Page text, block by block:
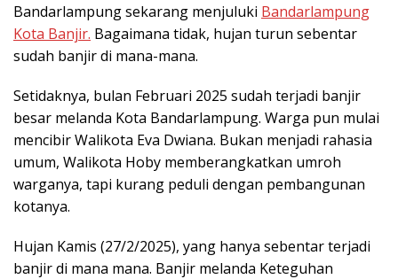
Bandarlampung sekarang menjuluki Bandarlampung
Kota Banjir. Bagaimana tidak, hujan turun sebentar
sudah banjir di mana-mana.
Setidaknya, bulan Februari 2025 sudah terjadi banjir
besar melanda Kota Bandarlampung. Warga pun mulai
mencibir Walikota Eva Dwiana. Bukan menjadi rahasia
umum, Walikota Hoby memberangkatkan umroh
warganya, tapi kurang peduli dengan pembangunan
kotanya.
Hujan Kamis (27/2/2025), yang hanya sebentar terjadi
banjir di mana mana. Banjir melanda Keteguhan